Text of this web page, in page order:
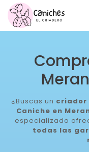
¿Buscas un criador
Caniche en
especializado
todas las